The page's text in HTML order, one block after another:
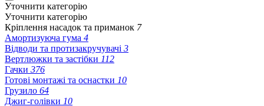
Уточнити категорію
Уточнити категорію
Кріплення насадок та приманок 7
Амортизуюча гума 4
Відводи та протизакручувачі 3
Вертлюжки та застібки 112
Гачки 376
Готові монтажі та оснастки 10
Грузило 64
Джиг-голівки 10